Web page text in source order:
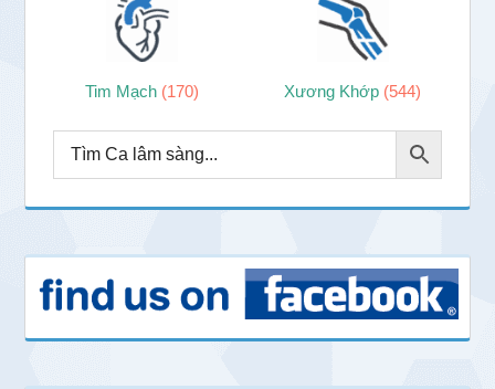
Tim Mạch (170) Xương Khớp (544)